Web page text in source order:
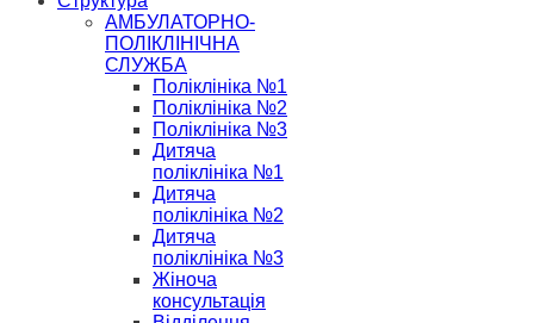
АМБУЛАТОРНО-
ПОЛІКЛІНІЧНА
СЛУЖБА
Поліклініка №1
Поліклініка №2
Поліклініка №3
Дитяча
поліклініка №1
Дитяча
поліклініка №2
Дитяча
поліклініка №3
Жіноча
консультація